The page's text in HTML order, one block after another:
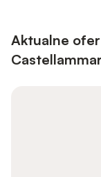
Aktualne